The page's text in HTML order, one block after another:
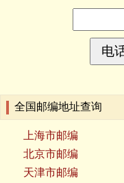
全国邮编地址查询
上海市邮编
北京市邮编
天津市邮编